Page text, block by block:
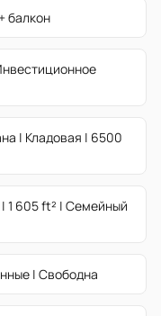
балкон
| Кладовая | 6500
1 605 ft² | Семейный
| Свободна